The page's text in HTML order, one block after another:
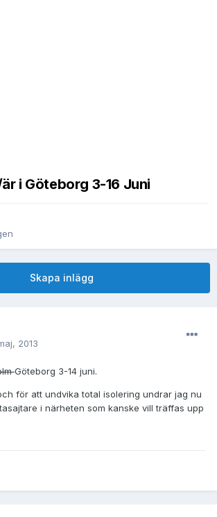
i Göteborg 3-16 Juni
Skapa inlägg
2013
Göteborg 3-14 juni.
för att undvika total isolering undrar jag nu
i närheten som kanske vill träffas upp